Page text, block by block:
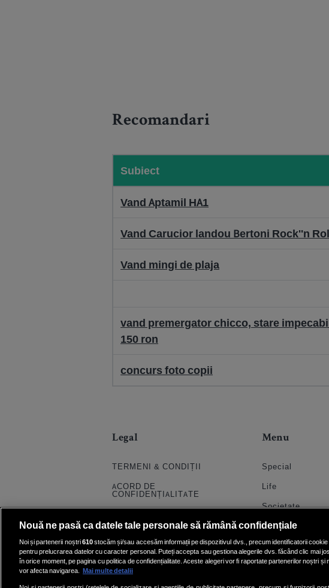
Recomandari
Subiect
Vand Aptamil HA1
Vand Carucior landou Bertoni Rock''n
Vand mingi de plaja
vand premergator chicco, stare
150 ron
concurs foto copii
Legal
TERMENI & CONDIȚII
ACORD DE
CONFIDENȚIALITATE
PRELUCRAREA DATELOR
CONTACT
SETĂRI COOKIE
Menu
Special
Life
Societate
Stil
Horoscop
Quiz
Echipa
Nouă ne pasă ca datele tale personale să rămână confidențiale
Noi și partenerii noștri610stocăm și/sau accesăm informații pe dispozitivul dvs., precum identificatorii cookie
pentru prelucrarea datelor cu caracter personal. Puteți accepta sau gestiona alegerile dvs. făcând clic mai
în orice moment, pe pagina cu politica de confidențialitate. Aceste alegeri vor fi raportate partenerilor noștri și
vor afecta navigarea. Mai multe detalii